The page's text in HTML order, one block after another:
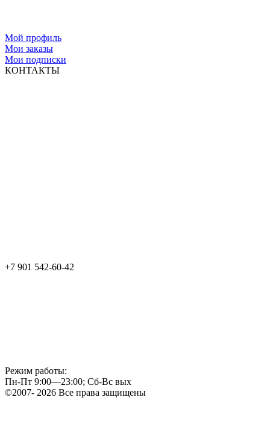
Мой профиль
Мои заказы
Мои подписки
КОНТАКТЫ
+7 901 542-60-42
Режим работы:
Пн-Пт 9:00—23:00; Сб-Вс вых
©2007- 2026 Все права защищены